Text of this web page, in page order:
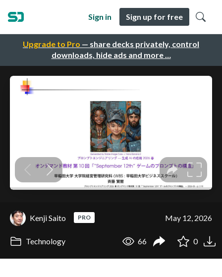
Upgrade to Pro — share decks privately, control
downloads, hide ads and more …
Sign in Sign up for free
Kenji Saito PRO May 12, 2026
Technology 66 0